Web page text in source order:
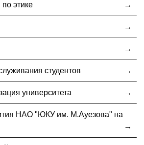
этике
студентов
университета
НАО "ЮКУ им. М.Ауезова" на